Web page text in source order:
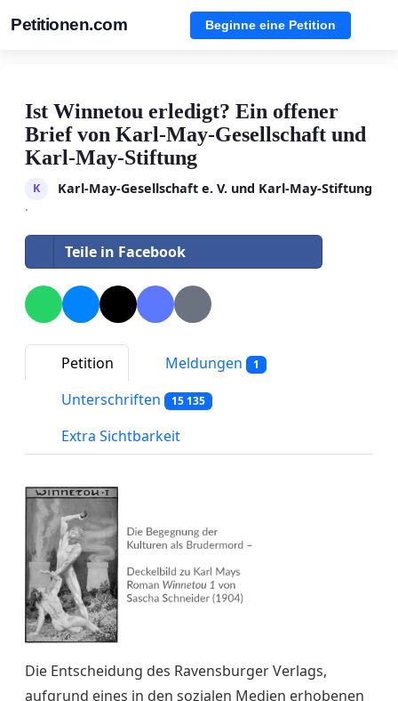
Petitionen.com Beginne eine Petition
Ist Winnetou erledigt? Ein offener
Brief von Karl-May-Gesellschaft und
Karl-May-Stiftung
K
Karl-May-Gesellschaft e. V. und Karl-May-Stiftung
·
Teile in Facebook
Petition Meldungen 1
Unterschriften 15 135
Extra Sichtbarkeit
Die Entscheidung des Ravensburger Verlags,
aufgrund eines in den sozialen Medien erhobenen